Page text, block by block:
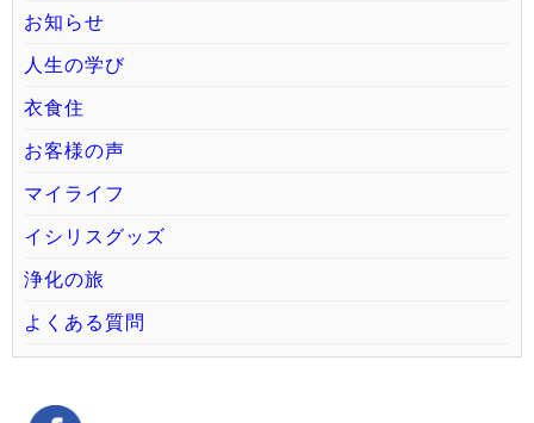
お知らせ
人生の学び
衣食住
お客様の声
マイライフ
イシリスグッズ
浄化の旅
よくある質問